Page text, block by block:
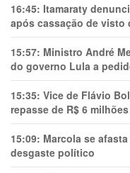
16:45: Itamaraty
após cassação de visto
15:57: Ministro André
do governo Lula a
15:35: Vice de Flávio
repasse de R$ 6
15:09: Marcola se
desgaste político